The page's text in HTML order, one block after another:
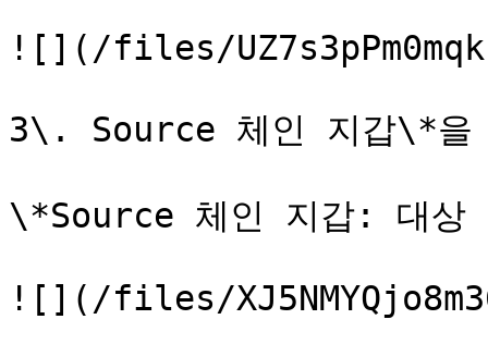
![](/files/
3\. Source 체인 지갑\*을
\*Source 체인 지갑: 대상
![](/files/